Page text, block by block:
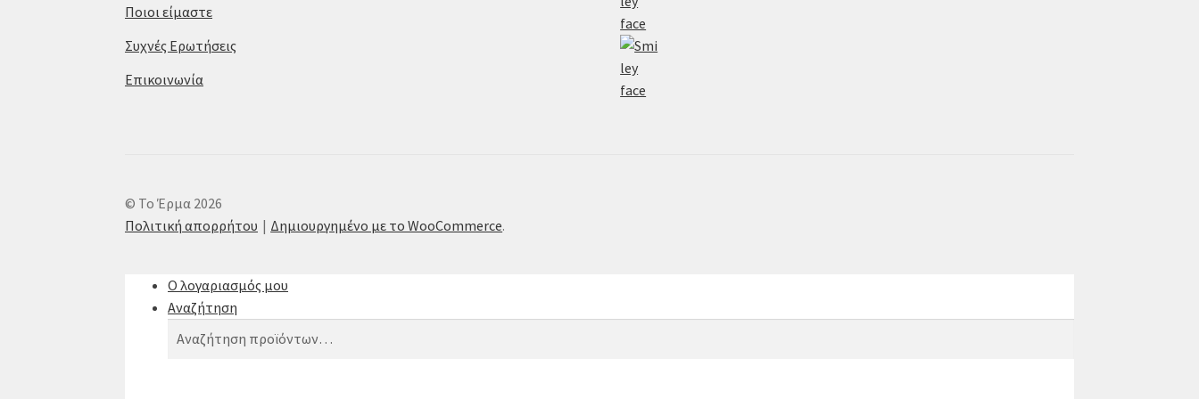
Ποιοι είμαστε
Συχνές Ερωτήσεις
Επικοινωνία
© Το Έρμα 2026
Πολιτική απορρήτου
Δημιουργημένο με το WooCommerce.
Ο λογαριασμός μου
Αναζήτηση
Αναζήτηση
Αναζήτηση